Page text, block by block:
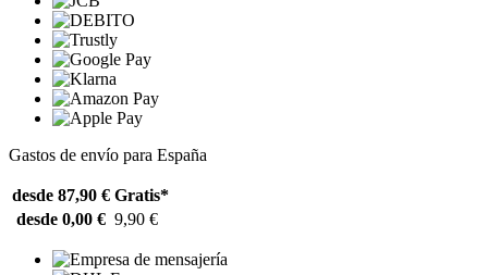
Gastos de envío para España
desde 87,90 € Gratis*
desde 0,00 € 9,90 €